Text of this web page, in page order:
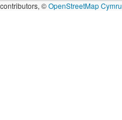
contributors, ©OpenStreetMap Cymru